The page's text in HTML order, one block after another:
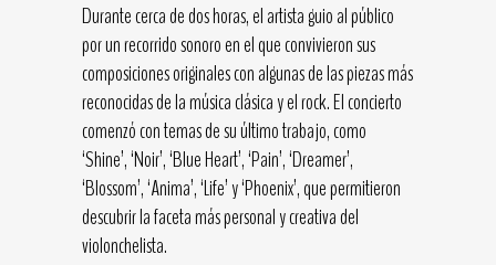
Durante cerca de dos horas, el artista guio al público
por un recorrido sonoro en el que convivieron sus
composiciones originales con algunas de las piezas más
reconocidas de la música clásica y el rock. El concierto
comenzó con temas de su último trabajo, como
‘Shine’, ‘Noir’, ‘Blue Heart’, ‘Pain’, ‘Dreamer’,
‘Blossom’, ‘Anima’, ‘Life’ y ‘Phoenix’, que permitieron
descubrir la faceta más personal y creativa del
violonchelista.